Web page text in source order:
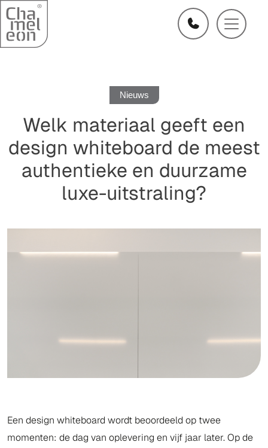
Nieuws
Welk materiaal geeft een
design whiteboard de meest
authentieke en duurzame
luxe-uitstraling?
Een design whiteboard wordt beoordeeld op twee
momenten: de dag van oplevering en vijf jaar later. Op de